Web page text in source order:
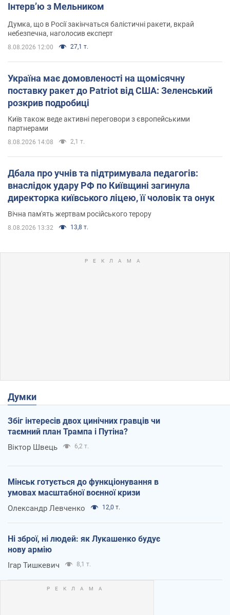
Інтерв’ю з Мельником
Думка, що в Росії закінчаться балістичні ракети, вкрай
небезпечна, наголосив експерт
8.08.2026 12:00 27,1 т.
Україна має домовленості на щомісячну
поставку ракет до Patriot від США: Зеленський
розкрив подробиці
Київ також веде активні переговори з європейськими
партнерами
8.08.2026 14:08 2,1 т.
Дбала про учнів та підтримувала педагогів:
внаслідок удару РФ по Київщині загинула
директорка київського ліцею, її чоловік та онук
Вічна пам'ять жертвам російського терору
8.08.2026 13:32 13,8 т.
Думки
Збіг інтересів двох цинічних гравців чи
таємний план Трампа і Путіна?
Віктор Швець 6,2 т.
Мінськ готується до функціонування в
умовах масштабної воєнної кризи
Олександр Левченко 12,0 т.
Ні зброї, ні людей: як Лукашенко будує
нову армію
Ігар Тишкевич 8,1 т.